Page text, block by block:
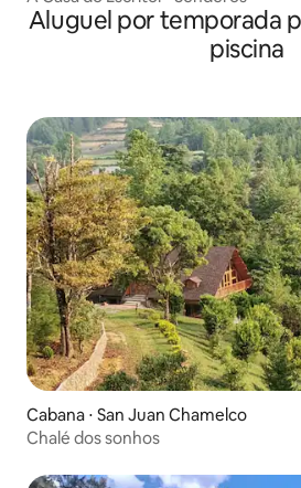
Aluguel por temporada
piscina
Cabana ⋅ San Juan Chamelco
Chalé dos sonhos